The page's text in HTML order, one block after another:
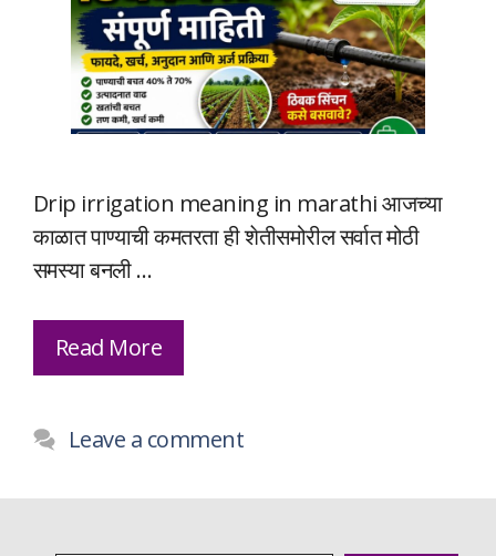
Drip irrigation meaning in marathi आजच्या
काळात पाण्याची कमतरता ही शेतीसमोरील सर्वात मोठी
समस्या बनली …
Read More
Leave a comment